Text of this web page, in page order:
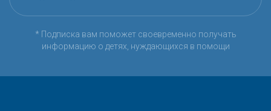
* Подписка вам поможет своевременно получать
информацию о детях, нуждающихся в помощи